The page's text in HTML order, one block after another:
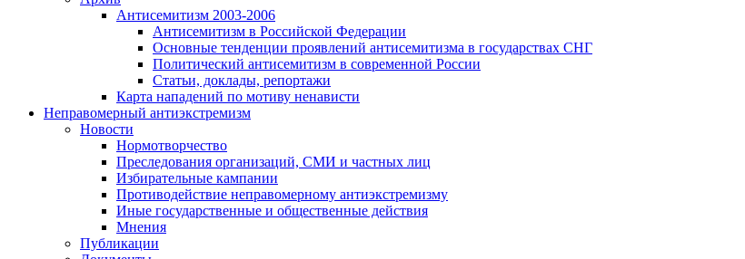
Антисемитизм 2003-2006
Антисемитизм в Российской Федерации
Основные тенденции проявлений антисемитизма в государствах СНГ
Политический антисемитизм в современной России
Статьи, доклады, репортажи
Карта нападений по мотиву ненависти
Неправомерный антиэкстремизм
Новости
Нормотворчество
Преследования организаций, СМИ и частных лиц
Избирательные кампании
Противодействие неправомерному антиэкстремизму
Иные государственные и общественные действия
Мнения
Публикации